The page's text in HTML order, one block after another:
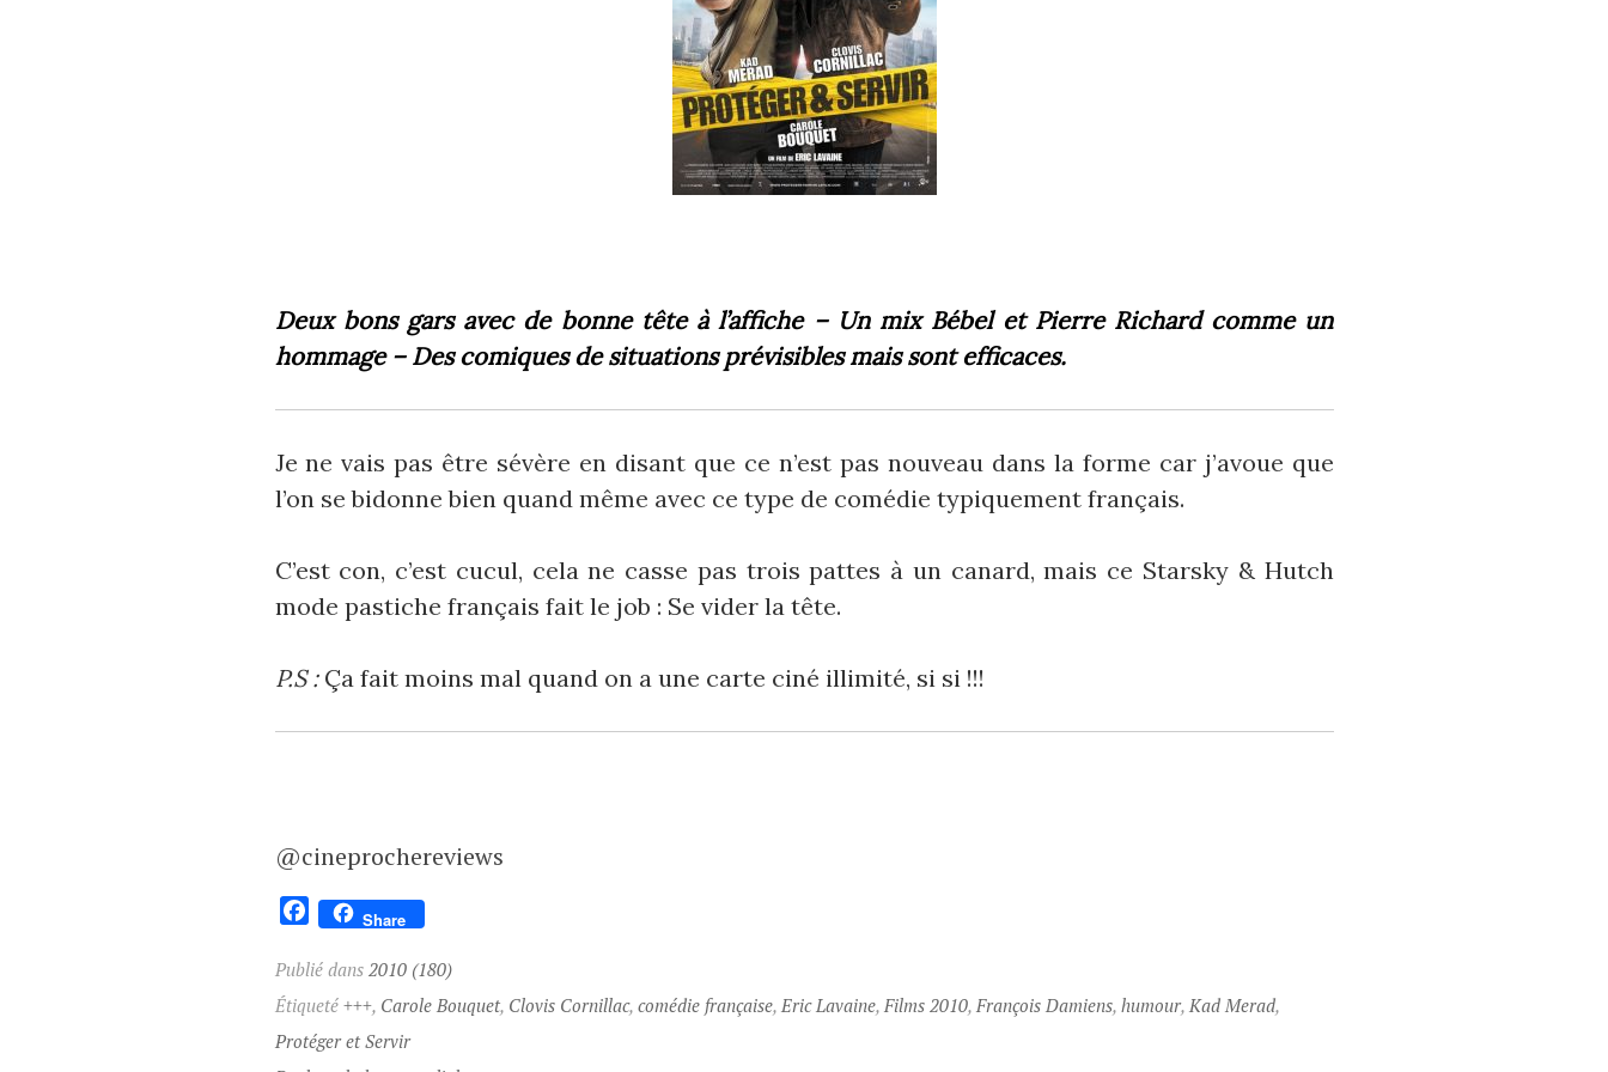
Deux bons gars avec de bonne tête à l’affiche – Un mix Bébel et Pierre Richard comme un
hommage – Des comiques de situations prévisibles mais sont efficaces.
Je ne vais pas être sévère en disant que ce n’est pas nouveau dans la forme car j’avoue que
l’on se bidonne bien quand même avec ce type de comédie typiquement français.
C’est con, c’est cucul, cela ne casse pas trois pattes à un canard, mais ce Starsky & Hutch
mode pastiche français fait le job : Se vider la tête.
P.S :Ça fait moins mal quand on a une carte ciné illimité, si si !!!
@cineprochereviews
F
c
e
o
Share
Publié dans 2010 (180)
Étiqueté +++, Carole Bouquet, Clovis Cornillac, comédie française, Eric Lavaine, Films 2010, François Damiens, humour, Kad Merad,
Protéger et Servir